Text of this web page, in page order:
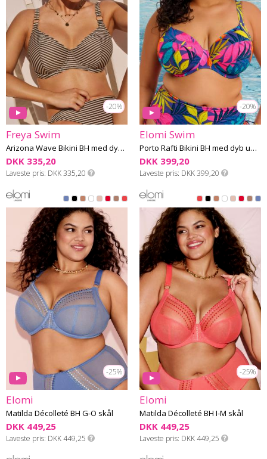
-20%
Freya Swim
Arizona Wave Bikini BH med dyb udskæring G-L skål
DKK 335,20
Laveste pris DKK 335,20
-20%
Elomi Swim
Porto Rafti Bikini BH med dyb udskæring I-N skål
DKK 399,20
Laveste pris DKK 399,20
-25%
Elomi
Matilda Décolleté BH G-O skål
DKK 449,25
Laveste pris DKK 449,25
-25%
Elomi
Matilda Décolleté BH I-M skål
DKK 449,25
Laveste pris DKK 449,25